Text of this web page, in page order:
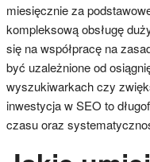
miesięcznie za
kompleksową obsługę
się na współpracę na
być uzależnione od
wyszukiwarkach czy
inwestycja w SEO to
czasu oraz